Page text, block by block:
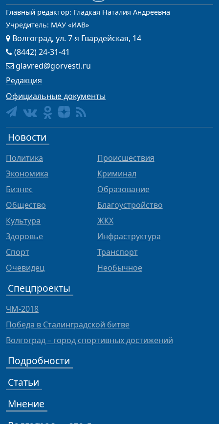
Главный редактор: Гладкая Наталия Андреевна
Учредитель: МАУ «ИАВ»
Волгоград, ул. 7-я Гвардейская, 14
(8442) 24-31-41
glavred@gorvesti.ru
Редакция
Официальные документы
Новости
Политика
Экономика
Бизнес
Общество
Культура
Здоровье
Спорт
Очевидец
Происшествия
Криминал
Образование
Благоустройство
ЖКХ
Инфраструктура
Транспорт
Необычное
Спецпроекты
ЧМ-2018
Победа в Сталинградской битве
Волгоград – город спортивных достижений
Подробности
Статьи
Мнение